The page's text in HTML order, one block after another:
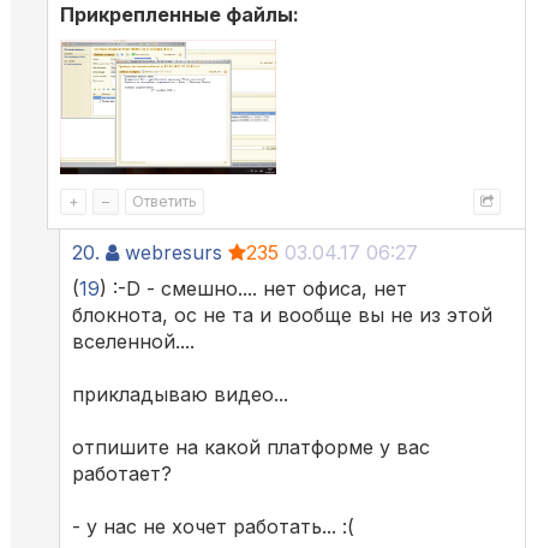
Прикрепленные файлы:
+ – Ответить
20. webresurs 235 03.04.17 06:27
(19) :-D - смешно.... нет офиса, нет
блокнота, ос не та и вообще вы не из этой
вселенной....
прикладываю видео...
отпишите на какой платформе у вас
работает?
- у нас не хочет работать... :(